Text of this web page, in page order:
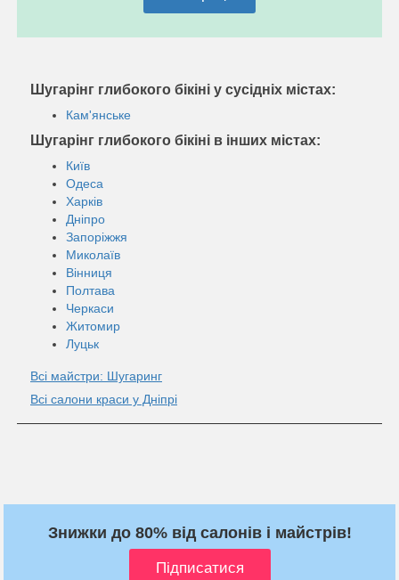
Шугарінг глибокого бікіні у сусідніх містах:
Кам'янське
Шугарінг глибокого бікіні в інших містах:
Київ
Одеса
Харків
Дніпро
Запоріжжя
Миколаїв
Вінниця
Полтава
Черкаси
Житомир
Луцьк
Всі майстри: Шугаринг
Всі салони краси у Дніпрі
Знижки до 80% від салонів і майстрів!